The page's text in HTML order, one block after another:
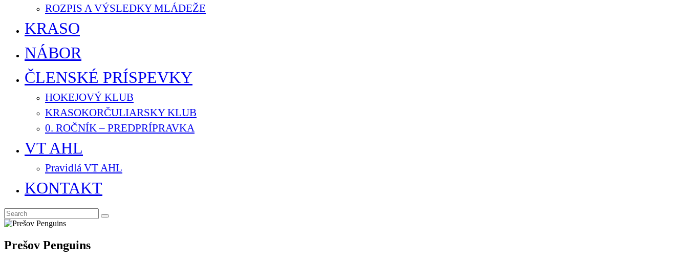
ROZPIS A VÝSLEDKY MLÁDEŽE
KRASO
NÁBOR
ČLENSKÉ PRÍSPEVKY
HOKEJOVÝ KLUB
KRASOKORČULIARSKY KLUB
0. ROČNÍK – PREDPRÍPRAVKA
VT AHL
Pravidlá VT AHL
KONTAKT
Prešov Penguins